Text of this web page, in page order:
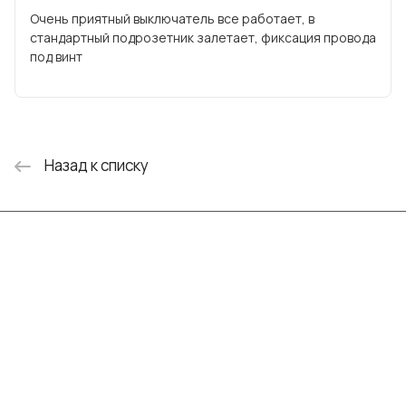
Очень приятный выключатель все работает, в
стандартный подрозетник залетает, фиксация провода
под винт
Назад к списку